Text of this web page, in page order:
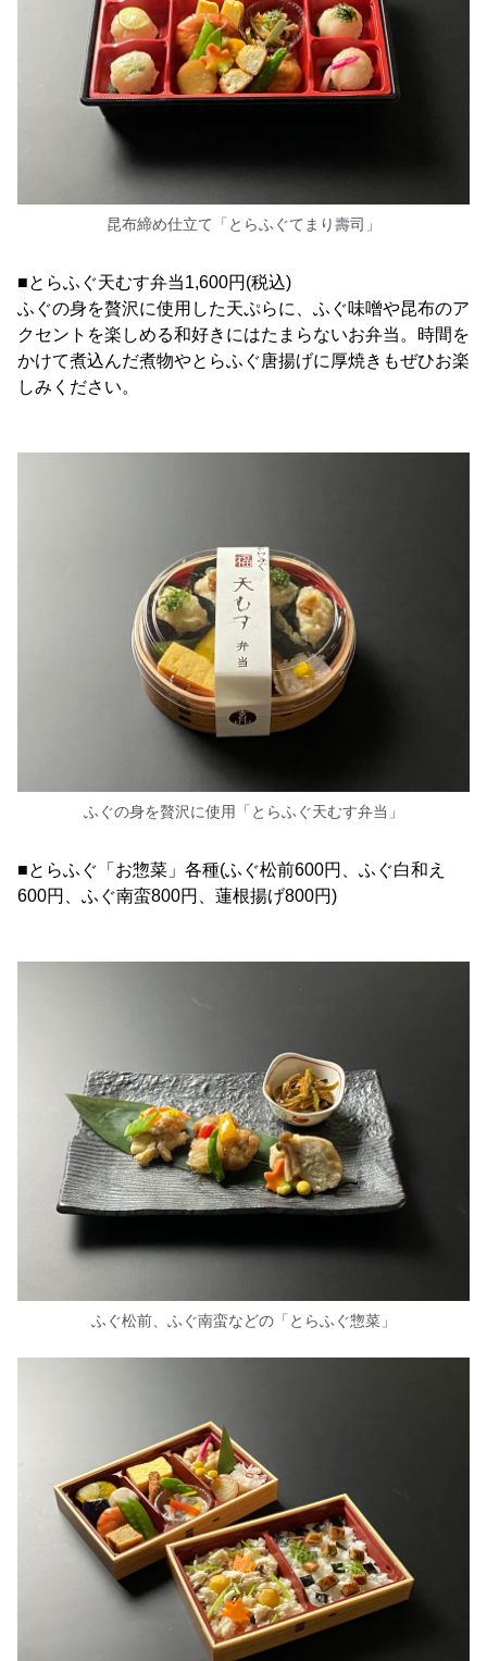
昆布締め仕立て「とらふぐてまり壽司」
■とらふぐ天むす弁当1,600円(税込)
ふぐの身を贅沢に使用した天ぷらに、ふぐ味噌や昆布のア
クセントを楽しめる和好きにはたまらないお弁当。時間を
かけて煮込んだ煮物やとらふぐ唐揚げに厚焼きもぜひお楽
しみください。
ふぐの身を贅沢に使用「とらふぐ天むす弁当」
■とらふぐ「お惣菜」各種(ふぐ松前600円、ふぐ白和え
600円、ふぐ南蛮800円、蓮根揚げ800円)
ふぐ松前、ふぐ南蛮などの「とらふぐ惣菜」